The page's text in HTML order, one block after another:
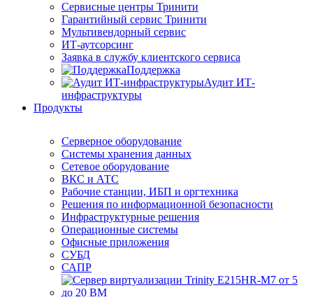
Сервисные центры Тринити
Гарантийный сервис Тринити
Мультивендорный сервис
ИТ-аутсорсинг
Заявка в службу клиентского сервиса
Поддержка
Аудит ИТ-
инфраструктуры
Продукты
Серверное оборудование
Системы хранения данных
Сетевое оборудование
ВКС и АТС
Рабочие станции, ИБП и оргтехника
Решения по информационной безопасности
Инфраструктурные решения
Операционные системы
Офисные приложения
СУБД
САПР